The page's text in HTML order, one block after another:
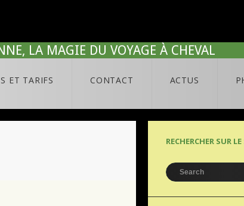
LA MAGIE DU VOYAGE À CHEVAL
ET TARIFS CONTACT ACTUS
RECHERCHER SUR